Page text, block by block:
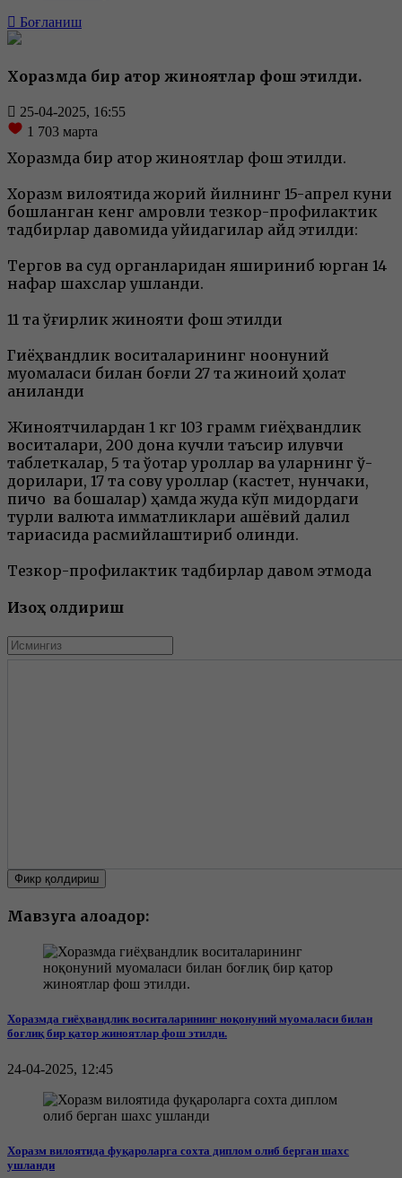
Боғланиш
Хоразмда бир қатор жиноятлар фош этилди.
25-04-2025, 16:55
1 703 марта
Хоразмда бир қатор жиноятлар фош этилди.
Хоразм вилоятида жорий йилнинг 15-апрел куни
бошланган кенг қамровли тезкор-профилактик
тадбирлар давомида қуйидагилар қайд этилди:
Тергов ва суд органларидан яшириниб юрган 14
нафар шахслар ушланди.
11 та ўғирлик жинояти фош этилди
Гиёҳвандлик воситаларининг ноқонуний
муомаласи билан боғлиқ 27 та жиноий ҳолат
аниқланди
Жиноятчилардан 1 кг 103 грамм гиёҳвандлик
воситалари, 200 дона кучли таъсир қилувчи
таблеткалар, 5 та ўқотар қуроллар ва уларнинг ўқ-
дорилари, 17 та совуқ қуроллар (кастет, нунчаки,
пичоқ ва бошқалар) ҳамда жуда кўп миқдордаги
турли валюта қимматликлари ашёвий далил
тариқасида расмийлаштириб олинди.
Тезкор-профилактик тадбирлар давом этмоқда
Изоҳ қолдириш
Фикр қолдириш
Мавзуга алоқадор:
Хоразмда гиёҳвандлик воситаларининг ноқонуний муомаласи билан
боғлиқ бир қатор жиноятлар фош этилди.
24-04-2025, 12:45
Хоразм вилоятида фуқароларга сохта диплом олиб берган шахс
ушланди